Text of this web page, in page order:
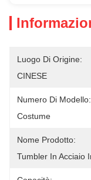
Luogo Di Origine:
CINESE
Numero Di Modello:
Costume
Nome Prodotto:
Tumbler In Acciaio